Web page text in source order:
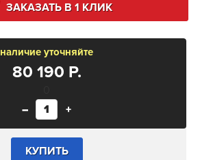
ЗАКАЗАТЬ В 1 КЛИК
наличие уточняйте
80 190 Р.
–
+
КУПИТЬ